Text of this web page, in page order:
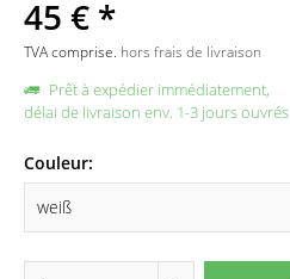
45 € *
TVA comprise. hors frais de livraison
Prêt à expédier immédiatement,
délai de livraison env. 1-3 jours ouvrés
Couleur: